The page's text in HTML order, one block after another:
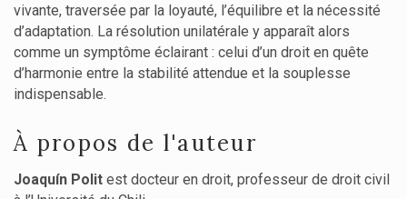
vivante, traversée par la loyauté, l’équilibre et la nécessité
d’adaptation. La résolution unilatérale y apparaît alors
comme un symptôme éclairant : celui d’un droit en quête
d’harmonie entre la stabilité attendue et la souplesse
indispensable.
À propos de l'auteur
Joaquín Polit est docteur en droit, professeur de droit civil